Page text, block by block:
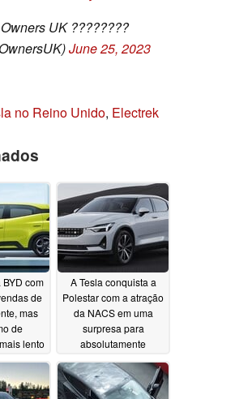
UK ????????
June 25, 2023
no Reino Unido, Electrek
com
de
mas
de
lento
A Tesla conquista a
Polestar com a atração
da NACS em uma
surpresa para
absolutamente
ninguém07/01/2023